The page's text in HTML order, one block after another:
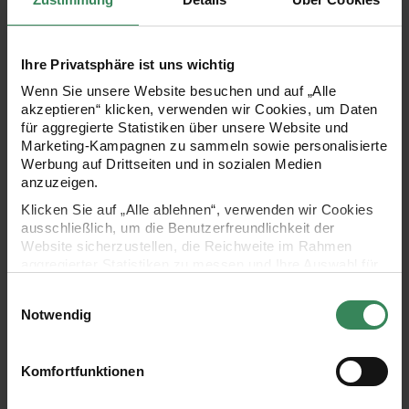
Ihre Privatsphäre ist uns wichtig
Wenn Sie unsere Website besuchen und auf „Alle
akzeptieren“ klicken, verwenden wir Cookies, um Daten
für aggregierte Statistiken über unsere Website und
Marketing-Kampagnen zu sammeln sowie personalisierte
Werbung auf Drittseiten und in sozialen Medien
anzuzeigen.
Klicken Sie auf „Alle ablehnen“, verwenden wir Cookies
ausschließlich, um die Benutzerfreundlichkeit der
Website sicherzustellen, die Reichweite im Rahmen
Ihre Einwilligung ist freiwillig und kann jederzeit über den
Link „Cookie-Einstellungen“ im Fußbereich der Seite
verwendeten Technologien und den Empfängern der
Daten finden Sie in unserer Datenschutzerklärung.
Notwendig
Komfortfunktionen
Hersteller:
Rico Design
Holzstreu Herz offen 24
Stück
Hersteller:
Rico Design
Holz-Dekotabletts Herz
2-teilig